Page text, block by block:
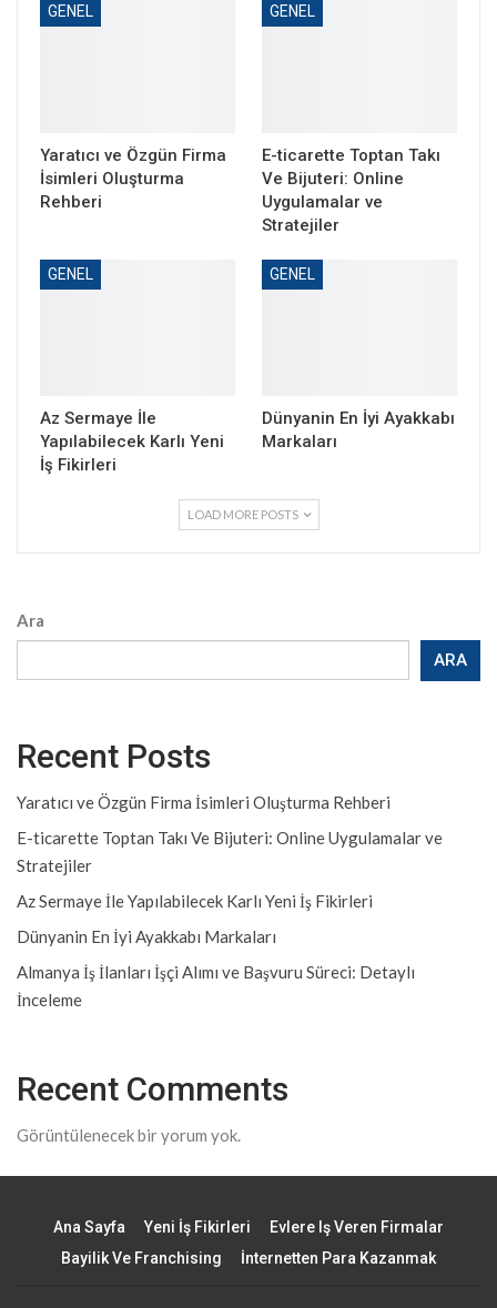
GENEL
Yaratıcı ve Özgün Firma
İsimleri Oluşturma
Rehberi
GENEL
E-ticarette Toptan Takı
Ve Bijuteri: Online
Uygulamalar ve
Stratejiler
GENEL
Az Sermaye İle
Yapılabilecek Karlı Yeni
İş Fikirleri
GENEL
Dünyanin En İyi Ayakkabı
Markaları
LOAD MORE POSTS
Ara
ARA
Recent Posts
Yaratıcı ve Özgün Firma İsimleri Oluşturma Rehberi
E-ticarette Toptan Takı Ve Bijuteri: Online Uygulamalar ve
Stratejiler
Az Sermaye İle Yapılabilecek Karlı Yeni İş Fikirleri
Dünyanin En İyi Ayakkabı Markaları
Almanya İş İlanları İşçi Alımı ve Başvuru Süreci: Detaylı
İnceleme
Recent Comments
Görüntülenecek bir yorum yok.
Ana Sayfa Yeni İş Fikirleri
Evlere Iş Veren Firmalar
Bayilik Ve Franchising
İnternetten Para Kazanmak